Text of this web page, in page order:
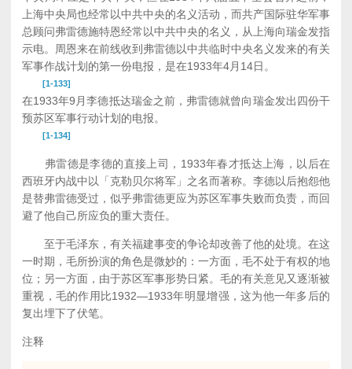
上海中央局也经常以中共中央的名义活动，而共产国际驻华军事
总顾问弗雷德施特恩经常以中共中央的名义，从上海向瑞金发指
示电。周恩来在前线收到弗雷德以中共临时中央名义发来的有关
军事作战计划的第一份电报，是在1933年4月14日。
[1-133]
在1933年9月李德抵达瑞金之前，弗雷德就曾向瑞金发出四份干
预苏区军事行动计划的电报。
[1-134]
弗雷德是李德的直接上司，1933年春才抵达上海，以后在
西班牙内战中以「克勒贝尔将军」之名而著称。李德以后抱怨他
是替弗雷德受过，似乎弗雷德更应为苏区军事失败而负责，而回
避了他自己所应负的重大责任。
至于毛泽东，有关福建事变的争论却改善了他的处境。在这
一时期，毛所扮演的角色是微妙的：一方面，毛不处于有权的地
位；另一方面，由于苏区军事形势日紧。毛的有关意见又逐渐被
重视，毛的作用比1932—1933年明显增强，这为他一年多后的
复出埋下了伏笔。
注释